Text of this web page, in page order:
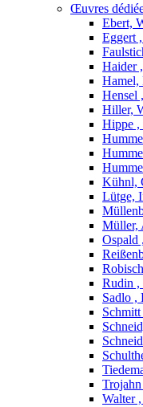
Œuvres
Ebert,
Eggert
Haider
Hamel,
Hensel
Hiller,
Hippe ,
Kühnl,
Lütge,
Müller,
Ospald
Rudin
Sadlo ,
Schmitt
Walter